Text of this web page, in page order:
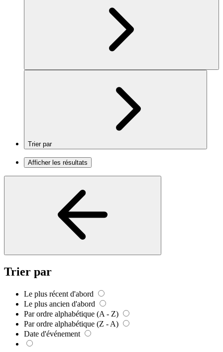
Trier par
Afficher les résultats
Trier par
Le plus récent d'abord
Le plus ancien d'abord
Par ordre alphabétique (A - Z)
Par ordre alphabétique (Z - A)
Date d'événement